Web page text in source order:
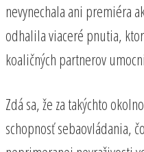
nevynechala ani premiéra
odhalila viaceré pnutia,
koaličných partnerov
Zdá sa, že za takýchto
schopnosť sebaovládania,